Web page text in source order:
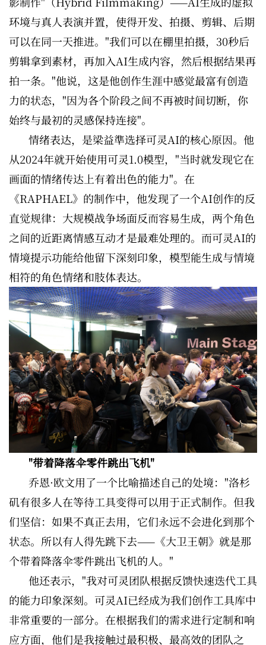
环境与真人表演并置，使得开发、拍摄、剪辑、后期
可以在同一天推进。"我们可以在棚里拍摄，30秒后
剪辑拿到素材，再加入AI生成内容，然后根据结果再
拍一条。"他说，这是他创作生涯中感觉最富有创造
力的状态，"因为各个阶段之间不再被时间切断，你
始终与最初的灵感保持连接"。
情绪表达，是梁益準选择可灵AI的核心原因。他
从2024年就开始使用可灵1.0模型，"当时就发现它在
画面的情绪传达上有着出色的能力"。在
《RAPHAEL》的制作中，他发现了一个AI创作的反
直觉规律：大规模战争场面反而容易生成，两个角色
之间的近距离情感互动才是最难处理的。而可灵AI的
情境提示功能给他留下深刻印象，模型能生成与情境
相符的角色情绪和肢体表达。
"带着降落伞零件跳出飞机"
乔恩·欧文用了一个比喻描述自己的处境："洛杉
矶有很多人在等待工具变得可以用于正式制作。但我
们坚信：如果不真正去用，它们永远不会进化到那个
状态。所以有人得先跳下去——《大卫王朝》就是那
个带着降落伞零件跳出飞机的人。"
他还表示，"我对可灵团队根据反馈快速迭代工具
的能力印象深刻。可灵AI已经成为我们创作工具库中
非常重要的一部分。在根据我们的需求进行定制和响
应方面，他们是我接触过最积极、最高效的团队之